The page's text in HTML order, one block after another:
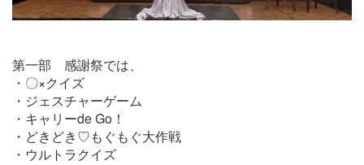
第一部 感謝祭では、
・〇×クイズ
・ジェスチャーゲーム
・キャリーde Go！
・どきどき♡もぐもぐ大作戦
・ウルトラクイズ